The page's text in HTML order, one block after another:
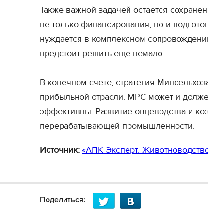
Также важной задачей остается
не только финансирования, но и
нуждается в комплексном
предстоит решить ещё немало.
В конечном счете, стратегия
прибыльной отрасли. МРС может и
эффективны. Развитие овцеводства и
перерабатывающей промышленности.
Источник: «АПК Эксперт.
Поделиться: